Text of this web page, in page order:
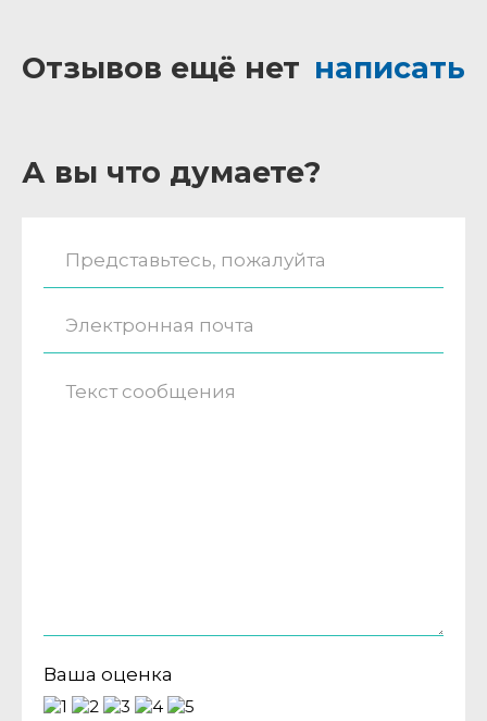
Отзывов ещё нет написать
А вы что думаете?
Ваша оценка